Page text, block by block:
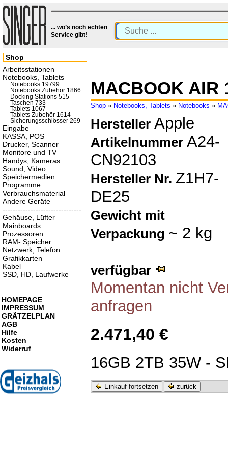
... wo’s noch echten
Service gibt!
MACBOOK AIR
Shop » Notebooks, Tablets » Notebooks »
Hersteller Apple
Artikelnummer A24-
CN92103
Hersteller Nr. Z1H7-
DE25
Gewicht mit
Verpackung ~ 2 kg
verfügbar
Momentan nicht
anfragen
2.471,40 €
16GB 2TB 35W -
Einkauf fortsetzen zurück
Shop
Arbeitsstationen
Notebooks, Tablets
Notebooks 19799
Notebooks Zubehör 1866
Docking Stations 515
Taschen 733
Tablets 1067
Tablets Zubehör 1614
Sicherungsschlösser 269
Eingabe
KASSA, POS
Drucker, Scanner
Monitore und TV
Handys, Kameras
Sound, Video
Speichermedien
Programme
Verbrauchsmaterial
Andere Geräte
-------------------------------
Gehäuse, Lüfter
Mainboards
Prozessoren
RAM- Speicher
Netzwerk, Telefon
Grafikkarten
Kabel
SSD, HD, Laufwerke
HOMEPAGE
IMPRESSUM
GRÄTZELPLAN
AGB
Hilfe
Kosten
Widerruf